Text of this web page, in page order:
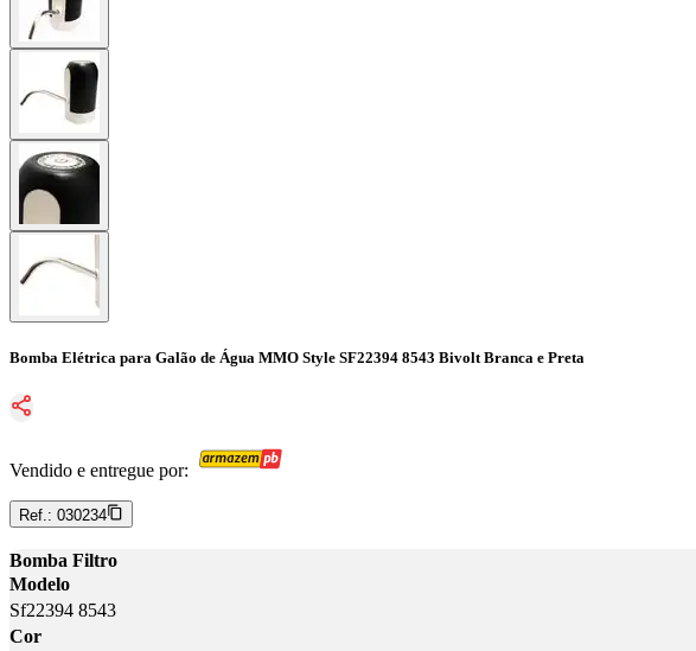
Bomba Elétrica para Galão de Água MMO Style SF22394 8543 Bivolt Branca e Preta
Vendido e entregue por:
Ref.: 030234
Bomba Filtro
Modelo
Sf22394 8543
Cor